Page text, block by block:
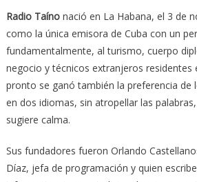
Radio Taínonació en La Habana, el 3 de
como la única emisora de Cuba con un
fundamentalmente, al turismo, cuerpo
negocio y técnicos extranjeros residentes
pronto se ganó también la preferencia de
en dos idiomas, sin atropellar las
sugiere calma.
Sus fundadores fueron Orlando
Díaz, jefa de programación y quien